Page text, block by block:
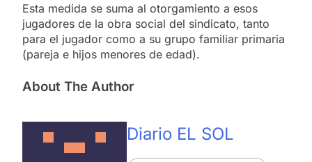
Esta medida se suma al otorgamiento a esos
jugadores de la obra social del sindicato, tanto
para el jugador como a su grupo familiar primaria
(pareja e hijos menores de edad).
About The Author
Diario EL SOL